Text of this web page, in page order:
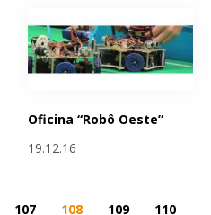
Oficina “Robô Oeste”
19.12.16
107 108 109
110